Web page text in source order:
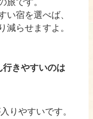
旅です。
い宿を選べば、
減らせますよ。
きやすいのは
りやすいです。